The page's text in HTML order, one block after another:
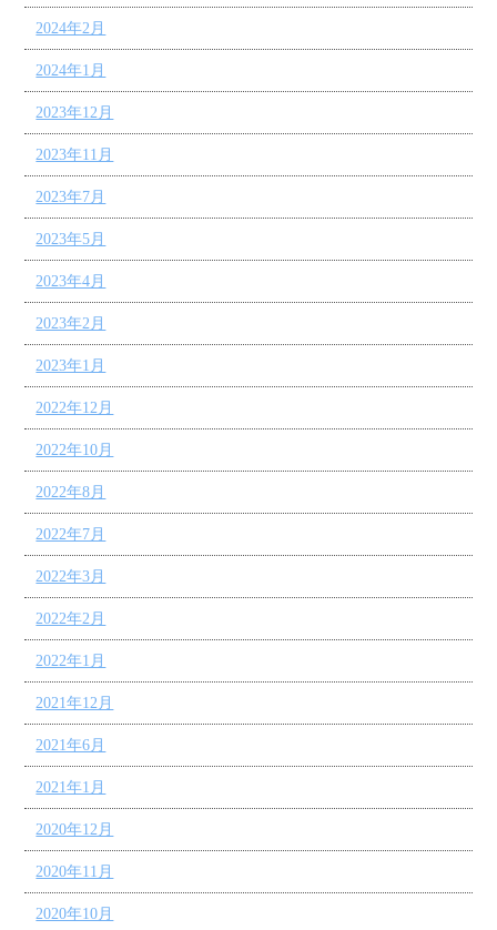
2024年2月
2024年1月
2023年12月
2023年11月
2023年7月
2023年5月
2023年4月
2023年2月
2023年1月
2022年12月
2022年10月
2022年8月
2022年7月
2022年3月
2022年2月
2022年1月
2021年12月
2021年6月
2021年1月
2020年12月
2020年11月
2020年10月